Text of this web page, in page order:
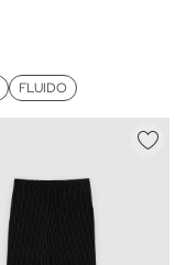
FLUIDO